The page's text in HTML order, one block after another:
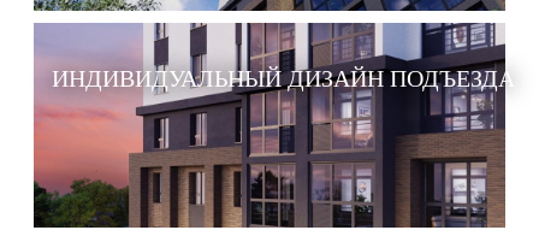
ИНДИВИДУАЛЬНЫЙ ДИЗАЙН ПОДЪЕЗДА